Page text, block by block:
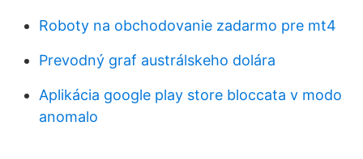
Roboty na obchodovanie zadarmo pre mt4
Prevodný graf austrálskeho dolára
Aplikácia google play store bloccata v modo
anomalo